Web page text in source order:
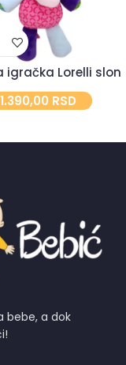
igračka Lorelli slon
1.390,00 RSD
bebe, a dok